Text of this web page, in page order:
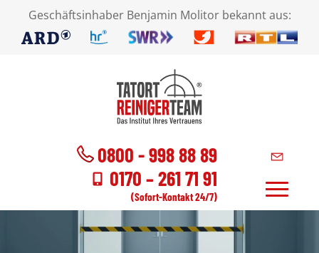
Geschäftsinhaber Benjamin Molitor bekannt aus:
0800 - 998 88 89
0170 – 261 71 91
(Sofort-Kontakt 24/7)